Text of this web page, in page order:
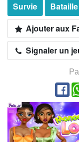
Survie
Ajouter aux
Signaler un